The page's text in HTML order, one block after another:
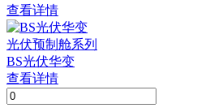
查看详情
光伏预制舱系列
BS光伏华变
查看详情